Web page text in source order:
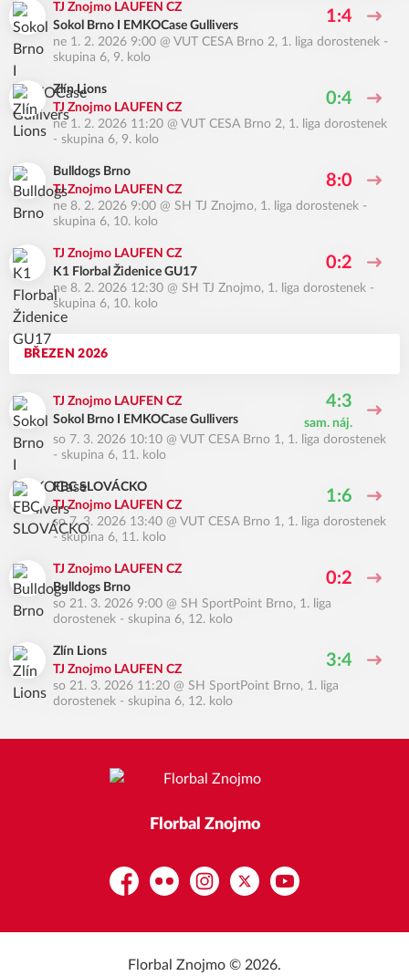
TJ Znojmo LAUFEN CZ
Sokol Brno I EMKOCase Gullivers
1:4
ne 1. 2. 2026 9:00 @ VUT CESA Brno 2, 1. liga dorostenek -
skupina 6, 9. kolo
Zlín Lions
TJ Znojmo LAUFEN CZ
0:4
ne 1. 2. 2026 11:20 @ VUT CESA Brno 2, 1. liga dorostenek
- skupina 6, 9. kolo
Bulldogs Brno
TJ Znojmo LAUFEN CZ
8:0
ne 8. 2. 2026 9:00 @ SH TJ Znojmo, 1. liga dorostenek -
skupina 6, 10. kolo
TJ Znojmo LAUFEN CZ
K1 Florbal Židenice GU17
0:2
ne 8. 2. 2026 12:30 @ SH TJ Znojmo, 1. liga dorostenek -
skupina 6, 10. kolo
BŘEZEN 2026
TJ Znojmo LAUFEN CZ
Sokol Brno I EMKOCase Gullivers
4:3
sam. náj.
so 7. 3. 2026 10:10 @ VUT CESA Brno 1, 1. liga dorostenek
- skupina 6, 11. kolo
FBC SLOVÁCKO
TJ Znojmo LAUFEN CZ
1:6
so 7. 3. 2026 13:40 @ VUT CESA Brno 1, 1. liga dorostenek
- skupina 6, 11. kolo
TJ Znojmo LAUFEN CZ
Bulldogs Brno
0:2
so 21. 3. 2026 9:00 @ SH SportPoint Brno, 1. liga
dorostenek - skupina 6, 12. kolo
Zlín Lions
TJ Znojmo LAUFEN CZ
3:4
so 21. 3. 2026 11:20 @ SH SportPoint Brno, 1. liga
dorostenek - skupina 6, 12. kolo
Florbal Znojmo
FacebookFlickr InstagramPlatform X
YouTube
Florbal Znojmo © 2026.